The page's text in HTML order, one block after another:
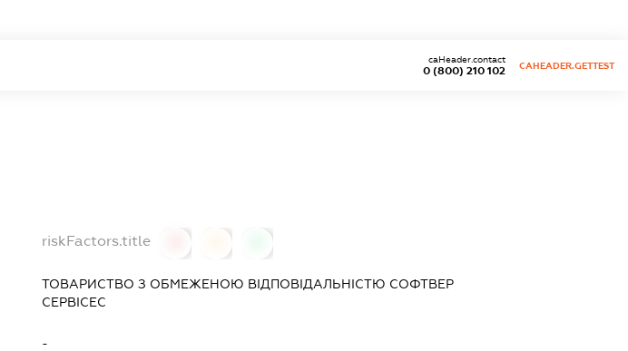
0 (800) 210 102
caHeader.contact
CAHEADER.GETTEST
riskFactors.title
ТОВАРИСТВО З ОБМЕЖЕНОЮ ВІДПОВІДАЛЬНІСТЮ СОФТВЕР
СЕРВІСЕС
-